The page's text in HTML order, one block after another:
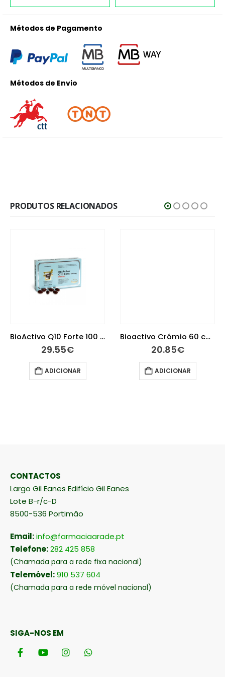
Métodos de Pagamento
Métodos de Envio
PRODUTOS RELACIONADOS
BioActivo Q10 Forte 100 mg 30 cápsulas
29.55€
ADICIONAR
Bioactivo Crómio 60 comprimidos
20.85€
ADICIONAR
CONTACTOS
Largo Gil Eanes Edifício Gil Eanes
Lote B-r/c-D
8500-536 Portimão
Email:info@farmaciaarade.pt
Telefone:282 425 858
(Chamada para a rede fixa nacional)
Telemóvel:910 537 604
(Chamada para a rede móvel nacional)
SIGA-NOS EM